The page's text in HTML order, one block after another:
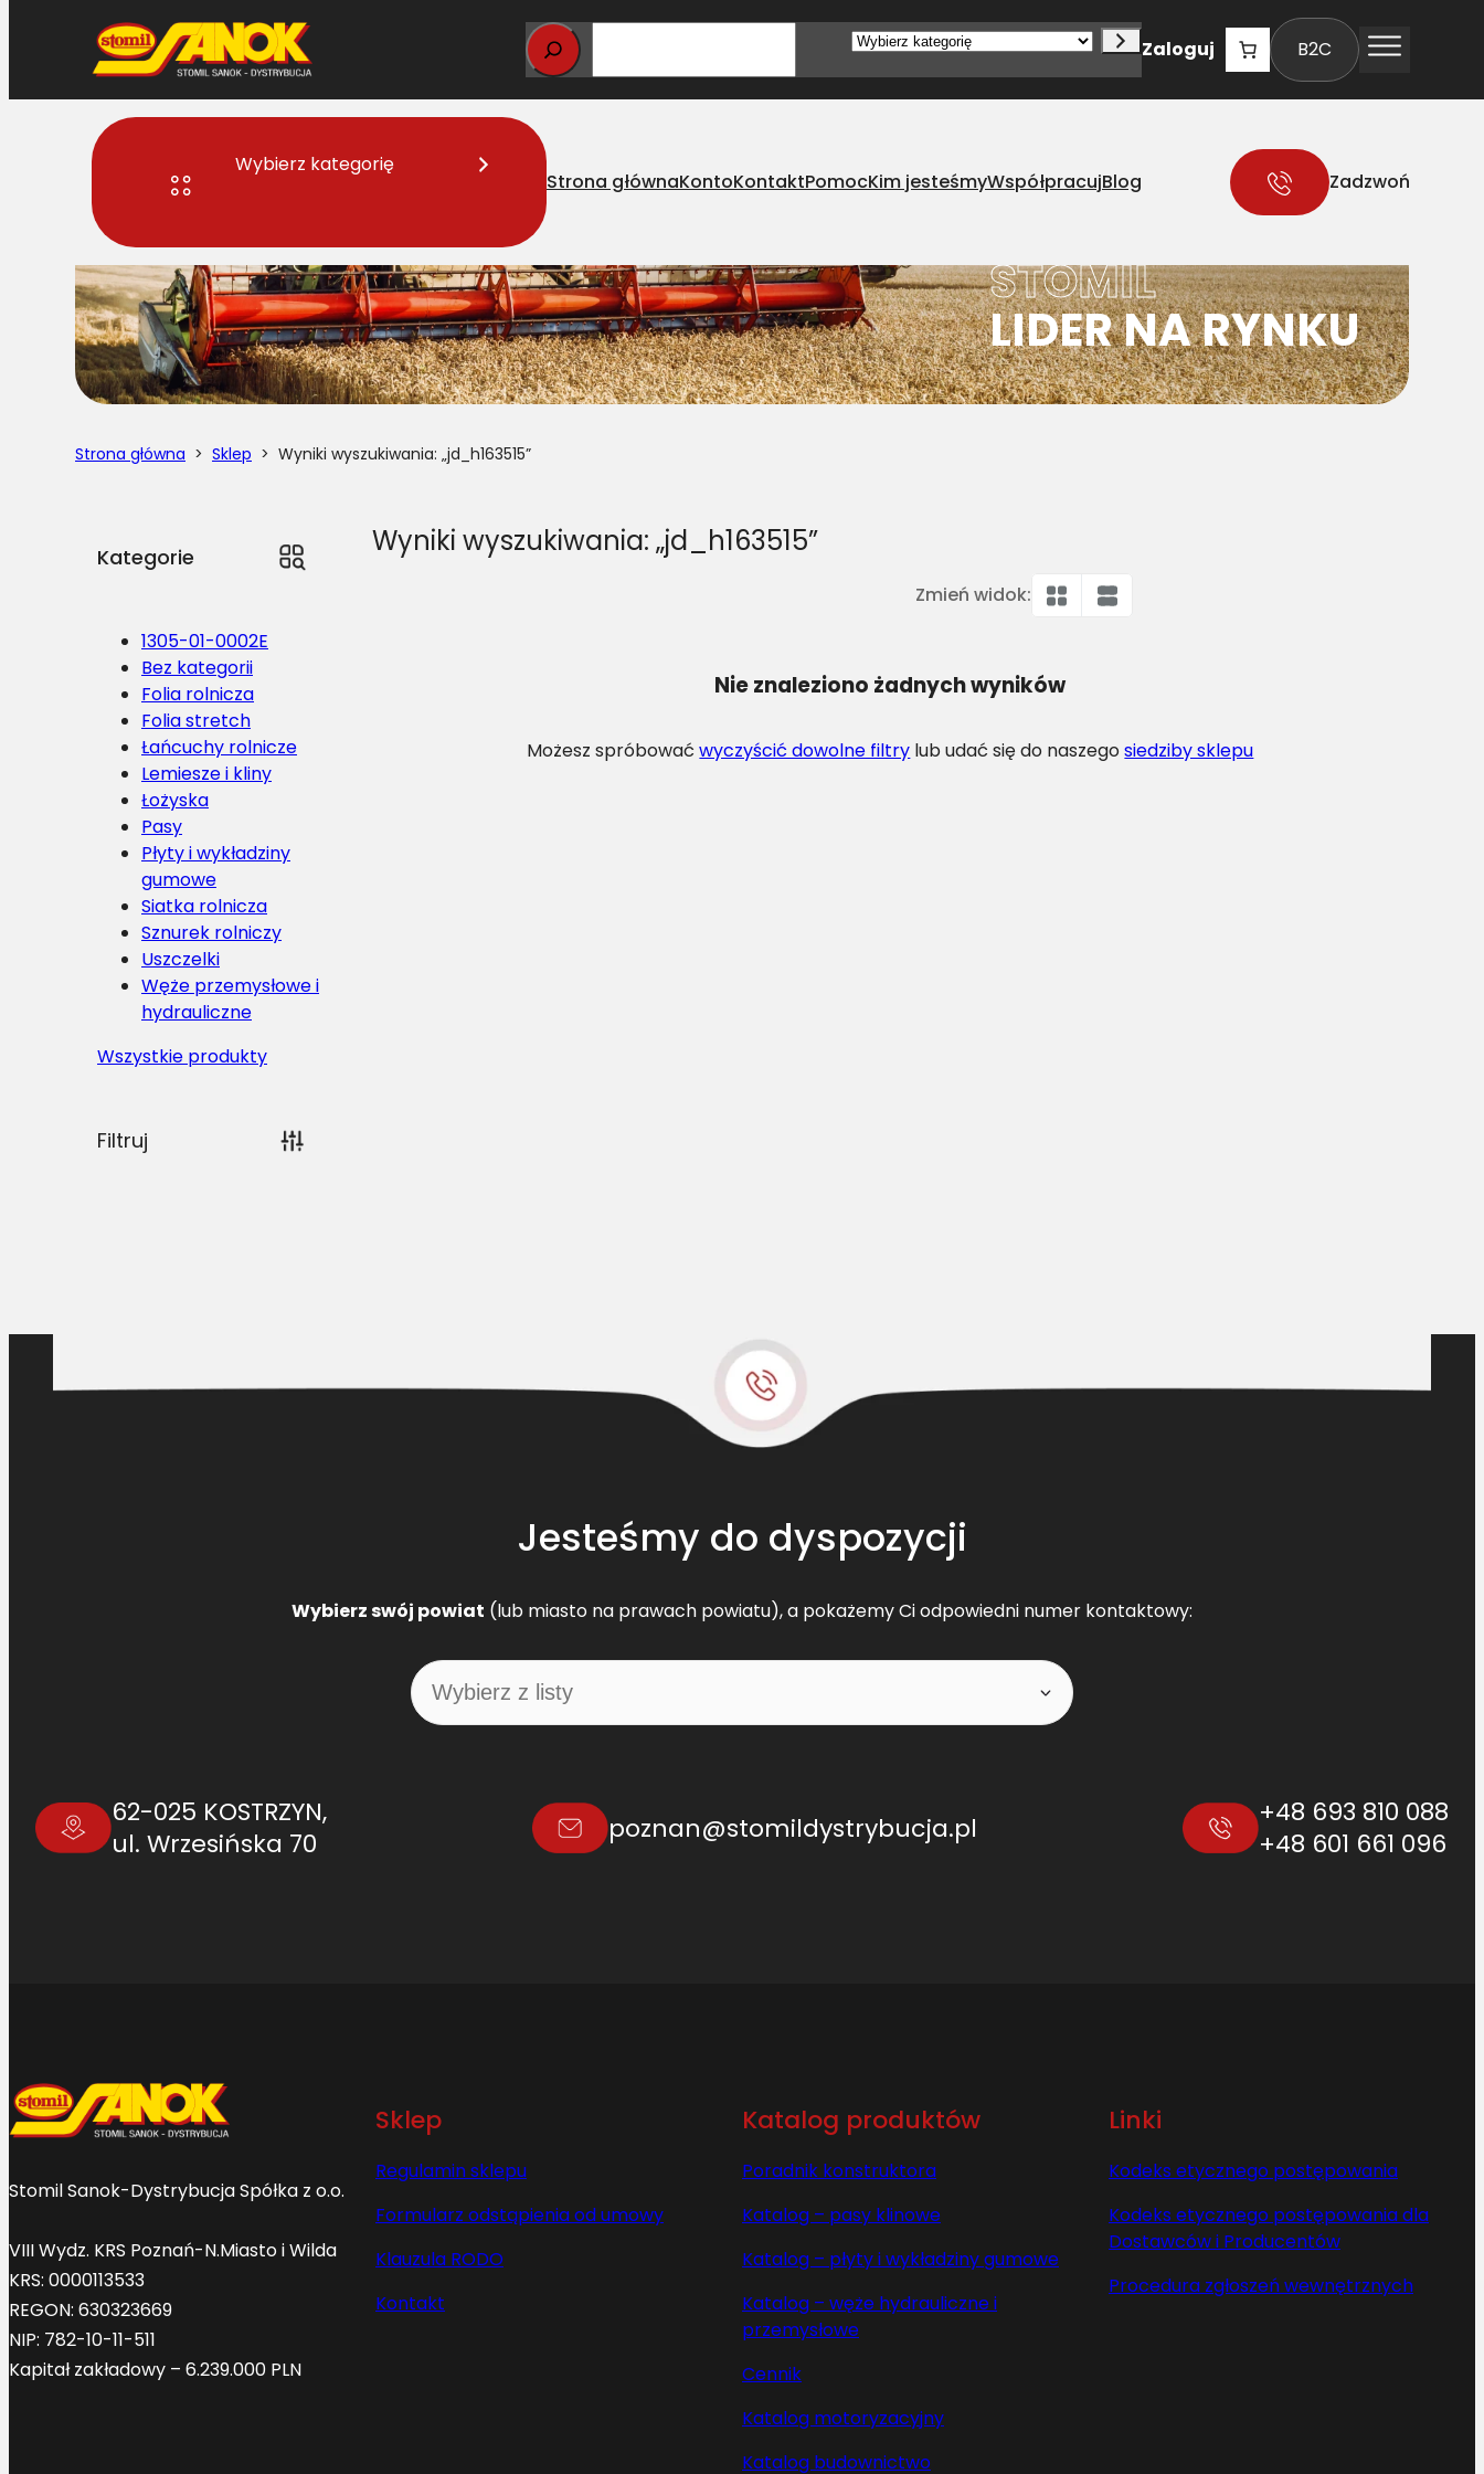
Wybierz
Zaloguj B2C
Wybierz kategorię
Strona głównaKontoKontaktPomocKim jesteśmyWspółpracujBlog Zadzwoń
STOMIL
LIDER NA RYNKU
Strona główna > Sklep > Wyniki wyszukiwania: „jd_h163515”
Kategorie
1305-01-0002E
Bez kategorii
Folia rolnicza
Folia stretch
Łańcuchy rolnicze
Lemiesze i kliny
Łożyska
Pasy
Płyty i wykładziny
gumowe
Siatka rolnicza
Sznurek rolniczy
Uszczelki
Węże przemysłowe i
hydrauliczne
Wszystkie produkty
Filtruj
Wyniki wyszukiwania: „jd_h163515”
Zmień widok:
Nie znaleziono żadnych wyników
Możesz spróbowaćwyczyścić dowolne filtry lub udać się do naszegosiedziby sklepu
Jesteśmy do dyspozycji
Wybierz swój powiat (lub miasto na prawach powiatu), a pokażemy Ci odpowiedni numer kontaktowy:
62-025 KOSTRZYN,
ul. Wrzesińska 70
poznan@stomildystrybucja.pl
+48 693 810 088
+48 601 661 096
Stomil Sanok-Dystrybucja Spółka z o.o.
VIII Wydz. KRS Poznań-N.Miasto i Wilda
KRS: 0000113533
REGON: 630323669
NIP: 782-10-11-511
Kapitał zakładowy – 6.239.000 PLN
Sklep
Regulamin sklepu
Formularz odstąpienia od umowy
Klauzula RODO
Kontakt
Katalog produktów
Poradnik konstruktora
Katalog – pasy klinowe
Katalog – płyty i wykładziny gumowe
Katalog – węże hydrauliczne i
przemysłowe
Cennik
Katalog motoryzacyjny
Katalog budownictwo
Linki
Kodeks etycznego postępowania
Kodeks etycznego postępowania dla
Dostawców i Producentów
Procedura zgłoszeń wewnętrznych